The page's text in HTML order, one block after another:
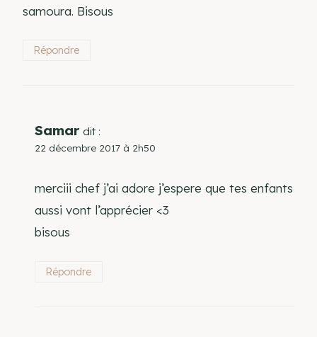
samoura. Bisous
Répondre
Samar dit :
22 décembre 2017 à 2h50
merciii chef j’ai adore j’espere que tes enfants
aussi vont l’apprécier <3
bisous
Répondre